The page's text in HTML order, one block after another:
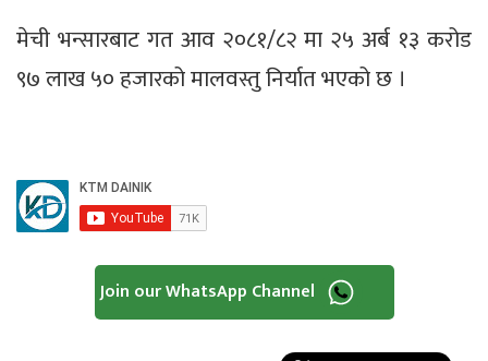
मेची भन्सारबाट गत आव २०८१/८२ मा २५ अर्ब १३ करोड
९७ लाख ५० हजारको मालवस्तु निर्यात भएको छ ।
Join our WhatsApp Channel